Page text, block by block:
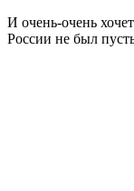
И очень-очень
России не был